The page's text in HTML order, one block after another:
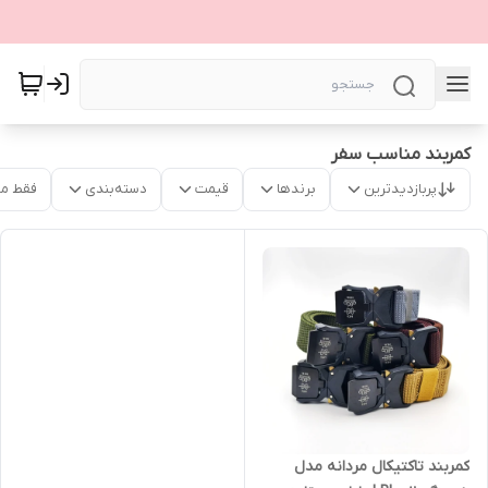
کمربند مناسب سفر
پربازدیدترین برندها قیمت دسته‌بندی فقط
کمربند تاکتیکال مردانه مدل